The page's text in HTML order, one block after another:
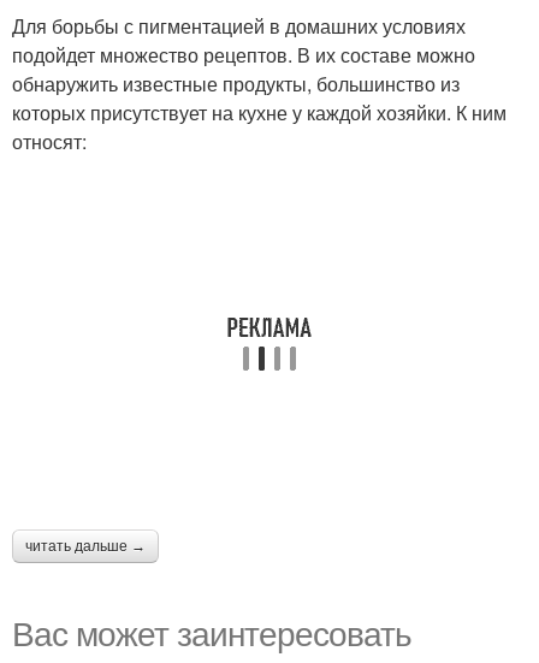
Для борьбы с пигментацией в домашних условиях
подойдет множество рецептов. В их составе можно
обнаружить известные продукты, большинство из
которых присутствует на кухне у каждой хозяйки. К ним
относят:
читать дальше →
Вас может заинтересовать